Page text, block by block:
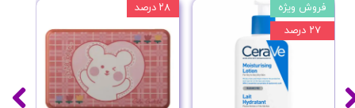
۲۸ درصد
فروش ویژه
۲۷ درصد